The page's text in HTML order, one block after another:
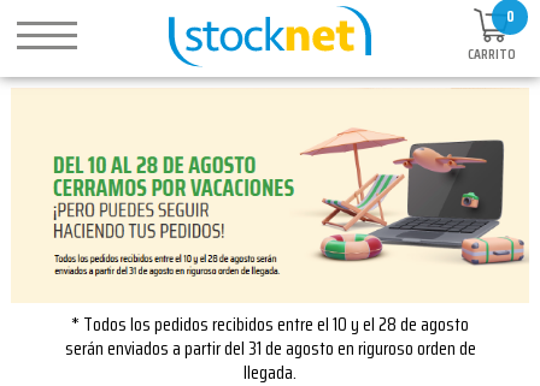
0
CARRITO
* Todos los pedidos recibidos entre el 10 y el 28 de agosto
serán enviados a partir del 31 de agosto en riguroso orden de
llegada.